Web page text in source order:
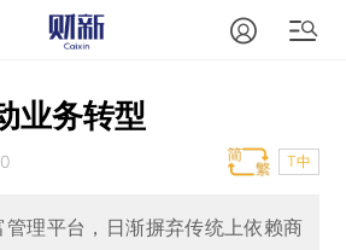
业务转型
T中
管理平台，日渐摒弃传统上依赖商